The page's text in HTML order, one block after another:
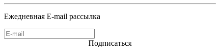
Ежедневная E-mail рассылка
Подписаться